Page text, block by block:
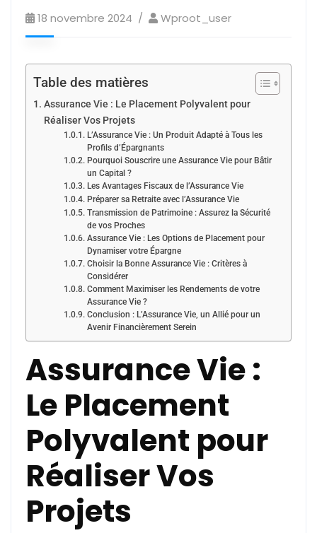
18 novembre 2024 Wproot_user
Table des matières
Assurance Vie : Le Placement Polyvalent pour
Réaliser Vos Projets
L’Assurance Vie : Un Produit Adapté à Tous les
Profils d’Épargnants
Pourquoi Souscrire une Assurance Vie pour Bâtir
un Capital ?
Les Avantages Fiscaux de l’Assurance Vie
Préparer sa Retraite avec l’Assurance Vie
Transmission de Patrimoine : Assurez la Sécurité
de vos Proches
Assurance Vie : Les Options de Placement pour
Dynamiser votre Épargne
Choisir la Bonne Assurance Vie : Critères à
Considérer
Comment Maximiser les Rendements de votre
Assurance Vie ?
Conclusion : L’Assurance Vie, un Allié pour un
Avenir Financièrement Serein
Assurance Vie :
Le Placement
Polyvalent pour
Réaliser Vos
Projets